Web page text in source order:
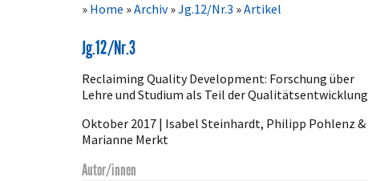
Home Archiv Jg.12/Nr.3 Artikel
Jg.12/Nr.3
Reclaiming Quality Development: Forschung über
Lehre und Studium als Teil der Qualitätsentwicklung
Oktober 2017 | Isabel Steinhardt, Philipp Pohlenz &
Marianne Merkt
Autor/innen